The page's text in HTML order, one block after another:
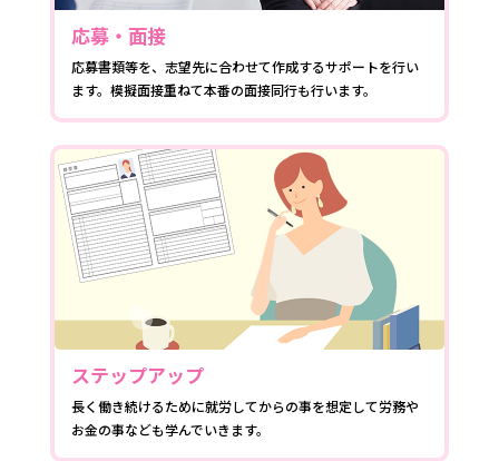
応募・面接
応募書類等を、志望先に合わせて作成するサポートを行い
ます。模擬面接重ねて本番の面接同行も行います。
ステップアップ
長く働き続けるために就労してからの事を想定して労務や
お金の事なども学んでいきます。